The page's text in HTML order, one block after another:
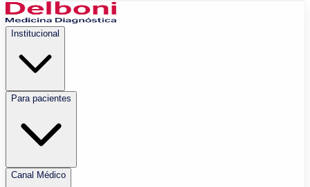
Institucional
Para pacientes
Canal Médico